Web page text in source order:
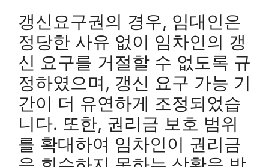
갱신요구권의 경우, 임대인은
정당한 사유 없이 임차인의 갱
신 요구를 거절할 수 없도록 규
정하였으며, 갱신 요구 가능 기
간이 더 유연하게 조정되었습
니다. 또한, 권리금 보호 범위
를 확대하여 임차인이 권리금